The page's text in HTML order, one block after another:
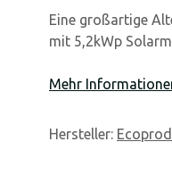
Eine großartige
mit 5,2kWp
Mehr
Hersteller: